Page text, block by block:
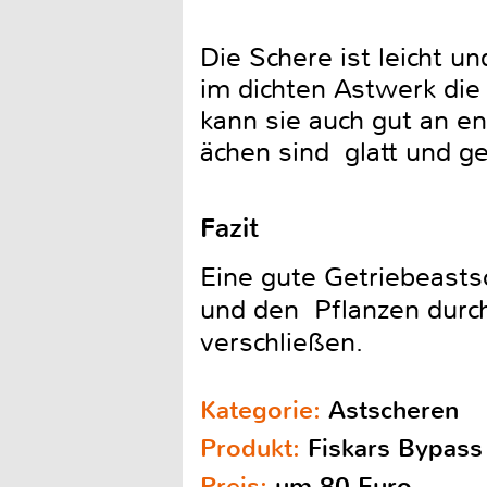
Die Schere ist leicht
im dichten Astwerk
kann sie auch gut an
ächen sind glatt und
Fazit
Eine gute
und den Pflanzen
verschließen.
Kategorie: Astscheren
Produkt: Fiskars